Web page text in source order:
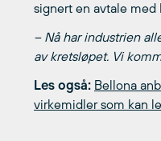
signert en avtale med
– Nå har industrien
av kretsløpet. Vi
Les også: Bellona
virkemidler som kan